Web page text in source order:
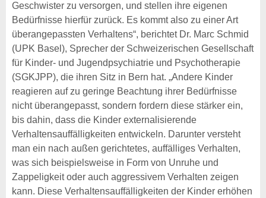
Geschwister zu versorgen, und stellen ihre eigenen
Bedürfnisse hierfür zurück. Es kommt also zu einer Art
überangepassten Verhaltens“, berichtet Dr. Marc Schmid
(UPK Basel), Sprecher der Schweizerischen Gesellschaft
für Kinder- und Jugendpsychiatrie und Psychotherapie
(SGKJPP), die ihren Sitz in Bern hat. „Andere Kinder
reagieren auf zu geringe Beachtung ihrer Bedürfnisse
nicht überangepasst, sondern fordern diese stärker ein,
bis dahin, dass die Kinder externalisierende
Verhaltensauffälligkeiten entwickeln. Darunter versteht
man ein nach außen gerichtetes, auffälliges Verhalten,
was sich beispielsweise in Form von Unruhe und
Zappeligkeit oder auch aggressivem Verhalten zeigen
kann. Diese Verhaltensauffälligkeiten der Kinder erhöhen